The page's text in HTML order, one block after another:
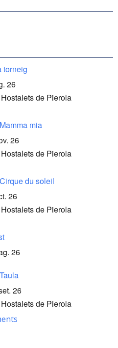
torneig
26
de Pierola
mia
26
de Pierola
du soleil
26
de Pierola
26
26
de Pierola